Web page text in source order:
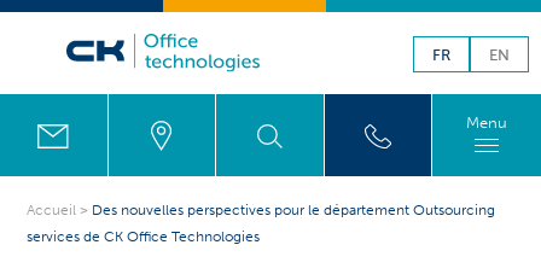
FR EN
Menu
Accueil > Des nouvelles perspectives pour le département Outsourcing
services de CK Office Technologies